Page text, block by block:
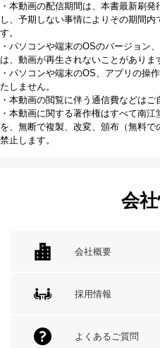
・本動画の配信期間は、本書最新刷
し、予期しない事情によりその期間
す。
・パソコンや端末のOSのバージョン
は、動画が再生されないことがありま
・パソコンや端末のOS、アプリの操
たしません。
・本動画の閲覧に伴う通信費などはご
・本動画に関する著作権はすべて南
を、無断で複製、改変、頒布（無料
禁止します。
会
会社概要
採用情報
よくあるご質問